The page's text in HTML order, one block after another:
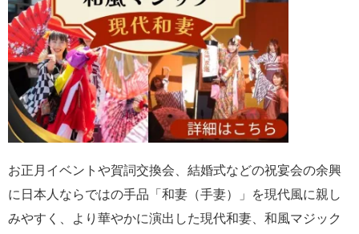
お正月イベントや賀詞交換会、結婚式などの祝宴会の余興
に日本人ならではの手品「和妻（手妻）」を現代風に親し
みやすく、より華やかに演出した現代和妻、和風マジック